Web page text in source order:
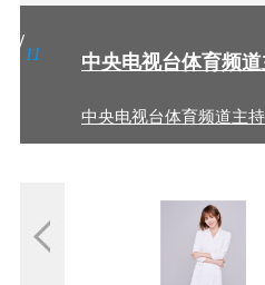
中央电视台体育频道主持人
中央电视台体育频道主持人高菡高